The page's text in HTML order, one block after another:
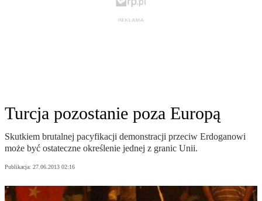
Turcja pozostanie poza Europą
Skutkiem brutalnej pacyfikacji demonstracji przeciw Erdoganowi
może być ostateczne określenie jednej z granic Unii.
Publikacja: 27.06.2013 02:16